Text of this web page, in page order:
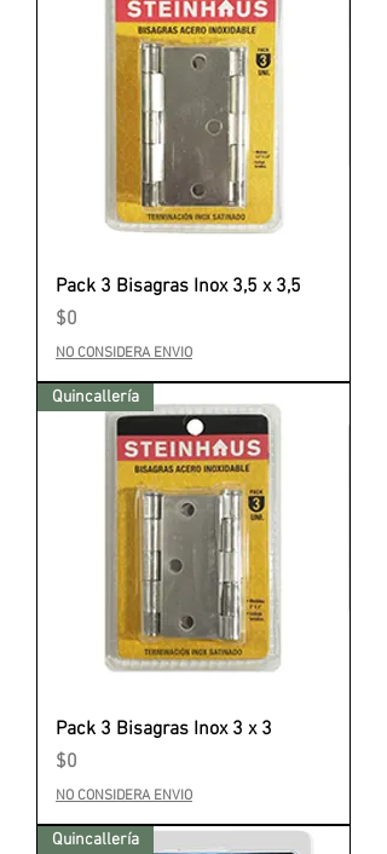
Pack 3 Bisagras Inox 3,5 x 3,5
Precio
$0
NO CONSIDERA ENVIO
Quincallería
Pack 3 Bisagras Inox 3 x 3
Precio
$0
NO CONSIDERA ENVIO
Quincallería